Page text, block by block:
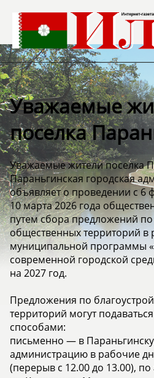
Уважаемые
поселка
Уважаемые жители поселка
Параньгинская городская
объявляет о проведении с 6
10 марта 2026 года
путем сбора предложений по
общественных территорий в
муниципальной программы
современной городской
на 2027 год.
Предложения по
территорий могут
способами:
️письменно — в
администрацию в рабочие
(перерыв с 12.00 до 13.00),